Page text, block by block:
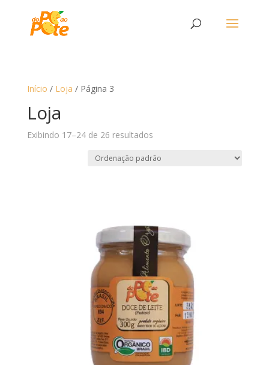
Início / Loja / Página 3
Loja
Exibindo 17–24 de 26 resultados